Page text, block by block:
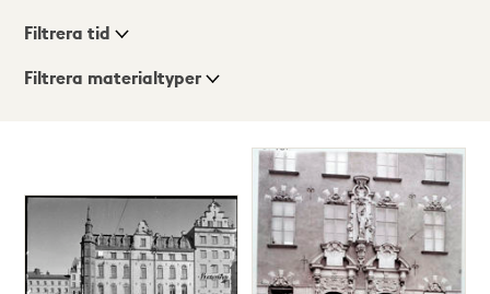
Visningsläge
Filtrera tid
Filtrera materialtyper